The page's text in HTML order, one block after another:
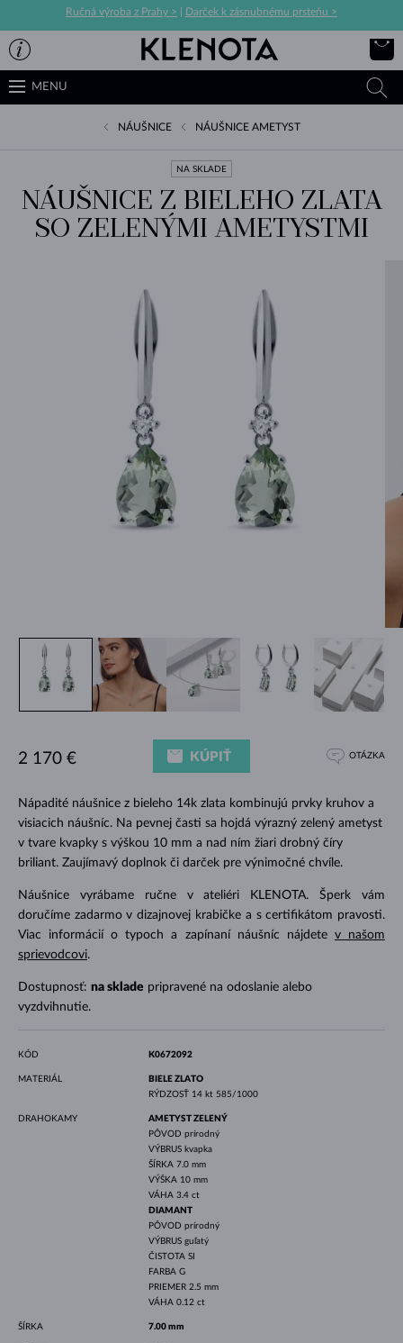
Ručná výroba z Prahy > Darček k zásnubnému prsteňu >
MENU
NÁUŠNICE NÁUŠNICE AMETYST
NA SKLADE
NÁUŠNICE Z BIELEHO ZLATA
SO ZELENÝMI AMETYSTMI
Nápadité náušnice z bieleho 14k zlata kombinujú prvky kruhov a
visiacich náušníc. Na pevnej časti sa hojdá výrazný zelený ametyst
v tvare kvapky s výškou 10 mm a nad ním žiari drobný číry
briliant. Zaujímavý doplnok či darček pre výnimočné chvíle.
Náušnice vyrábame ručne v ateliéri KLENOTA. Šperk vám
doručíme zadarmo v dizajnovej krabičke a s certifikátom pravosti.
Viac informácií o typoch a zapínaní náušníc nájdete v našom
sprievodcovi.
Dostupnosť: na sklade pripravené na odoslanie alebo
vyzdvihnutie.
2 170 € KÚPIŤ OTÁZKA
KÓD K0672092
MATERIÁL
BIELE ZLATO
RÝDZOSŤ 14 kt 585/1000
DRAHOKAMY
AMETYST ZELENÝ
PÔVOD prírodný
VÝBRUS kvapka
ŠÍRKA 7.0 mm
VÝŠKA 10 mm
VÁHA 3.4 ct
DIAMANT
PÔVOD prírodný
VÝBRUS guľatý
ČISTOTA SI
FARBA G
PRIEMER 2.5 mm
VÁHA 0.12 ct
ŠÍRKA 7.00 mm